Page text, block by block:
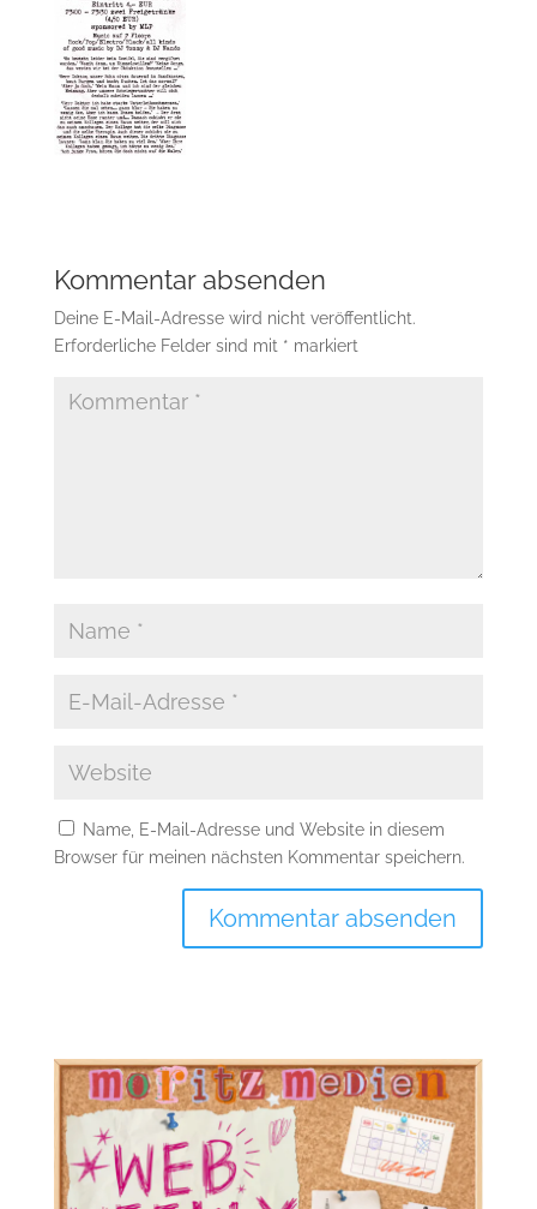
Kommentar absenden
Deine E-Mail-Adresse wird nicht veröffentlicht.
Erforderliche Felder sind mit * markiert
Name, E-Mail-Adresse und Website in diesem
Browser für meinen nächsten Kommentar speichern.